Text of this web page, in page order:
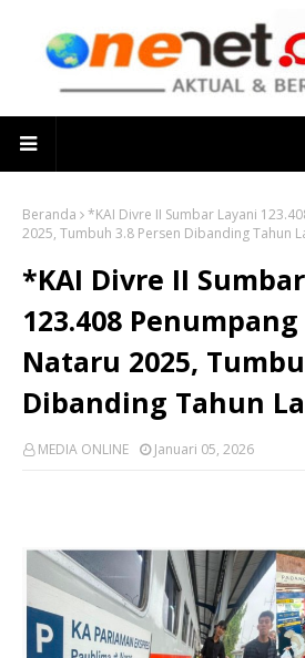
Beranda
*KAI Divre II Sumbar Layani
2025, Tumbuh 3.8 Persen Dibanding Tahun
*KAI Divre II
123.408 Penumpang
Nataru 2025,
Dibanding Tahun
MEDIA ONLINE Januari 05, 2026